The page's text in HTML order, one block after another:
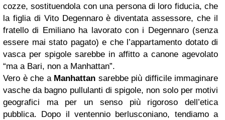
cozze, sostituendola con una persona di loro fiducia, che
la figlia di Vito Degennaro è diventata assessore, che il
fratello di Emiliano ha lavorato con i Degennaro (senza
essere mai stato pagato) e che l’appartamento dotato di
vasca per spigole sarebbe in affitto a canone agevolato
“ma a Bari, non a Manhattan”.
Vero è che a Manhattan sarebbe più difficile immaginare
vasche da bagno pullulanti di spigole, non solo per motivi
geografici ma per un senso più rigoroso dell’etica
pubblica. Dopo il ventennio berlusconiano, tendiamo a